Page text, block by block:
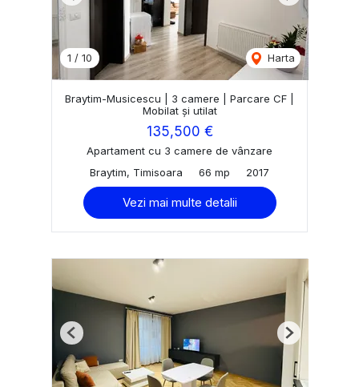
1 / 10 Harta
Braytim-Musicescu | 3 camere | Parcare CF |
Mobilat și utilat
135,500 €
Apartament cu 3 camere de vânzare
Braytim, Timisoara
66 mp 2017
Vezi mai multe detalii
Previous Next